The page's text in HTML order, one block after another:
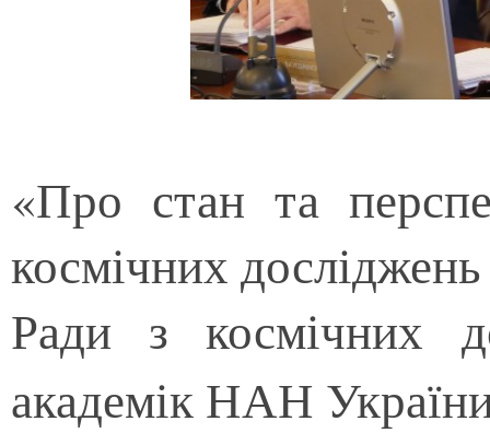
«Про стан та
космічних
Ради з космічних
академік НАН